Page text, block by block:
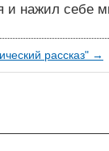
и нажил себе
рассказ" →